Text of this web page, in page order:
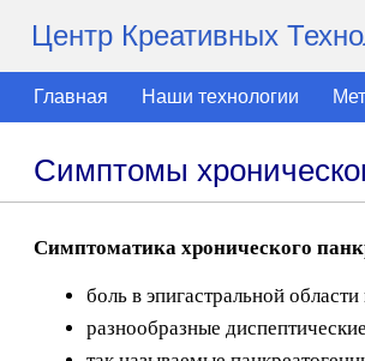
Центр Креативных
Главная Наши технологии
Симптомы
Симптоматика хронического
боль в эпигастральной
разнообразные